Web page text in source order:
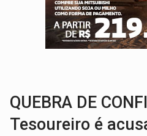
AGOSTO LILÁS:
REGULARIZAÇÃO:
QUEBRA DE
Tesoureiro é